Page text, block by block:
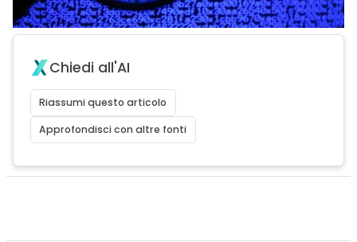
Chiedi all'AI
Riassumi questo articolo
Approfondisci con altre fonti